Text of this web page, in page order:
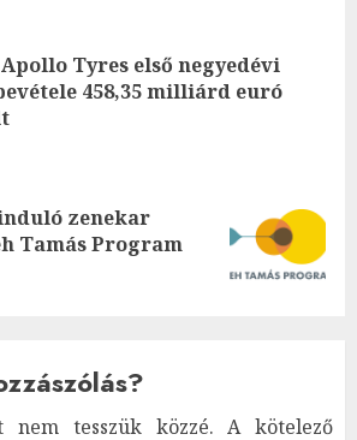
Tyres első negyedévi
458,35 milliárd euró
zenekar
Tamás Program
tesszük közzé. A kötelező